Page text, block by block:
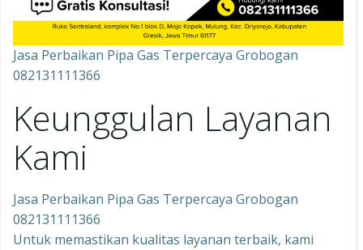
Jasa Perbaikan Pipa Gas Terpercaya Grobogan
082131111366
Keunggulan Layanan
Kami
Jasa Perbaikan Pipa Gas Terpercaya Grobogan
082131111366
Untuk memastikan kualitas layanan terbaik, kami